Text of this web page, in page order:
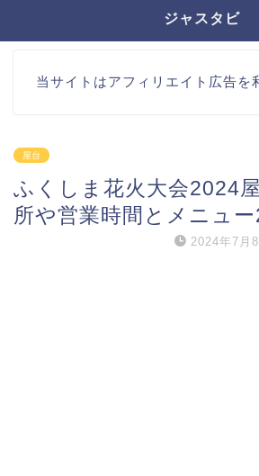
ジャスタビ
当サイトはアフィリエイト広告を
屋台
ふくしま花火大会2024
所や営業時間とメニュ
2024年7月8